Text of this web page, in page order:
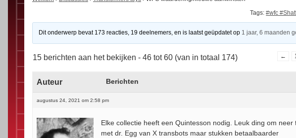
Tags:#wfc
Dit onderwerp bevat 173 reacties, 19 deelnemers, en is laatst geüpdatet op 1 jaar, 6 maanden
15 berichten aan het bekijken - 46 tot 60 (van in totaal 174) ←
Auteur Berichten
augustus 24, 2021 om 2:58 pm
Elke collectie heeft een Quintesson nodig. Leuk ding om
met dr. Egg van X transbots maar stukken betaalbaarder